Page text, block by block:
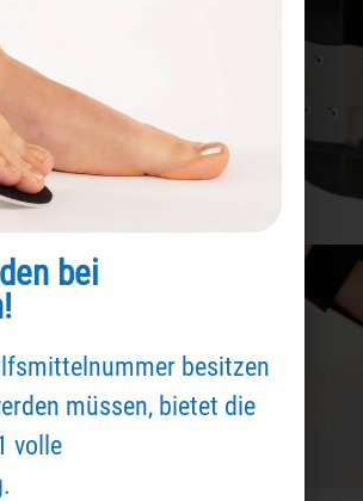
bei
besitzen
müssen, bietet die
volle